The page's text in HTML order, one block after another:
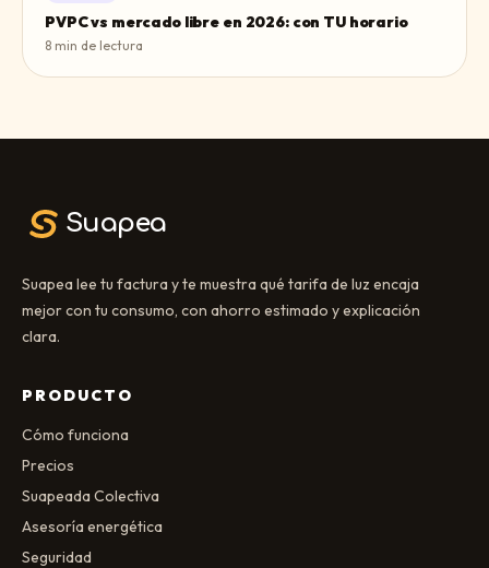
PVPC vs mercado libre en 2026: con TU horario
8 min de lectura
Suapea
Suapea lee tu factura y te muestra qué tarifa de luz encaja
mejor con tu consumo, con ahorro estimado y explicación
clara.
PRODUCTO
Cómo funciona
Precios
Suapeada Colectiva
Asesoría energética
Seguridad